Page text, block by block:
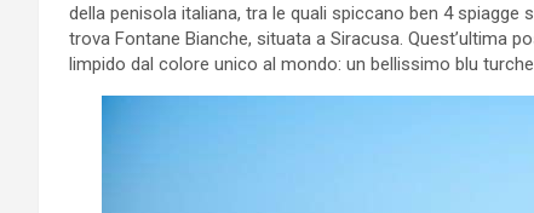
della penisola italiana, tra le quali spiccano ben 4
trova Fontane Bianche, situata a Siracusa. Quest’ultima
limpido dal colore unico al mondo: un bellissimo blu